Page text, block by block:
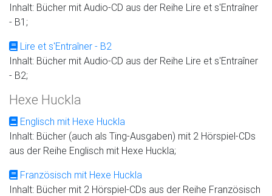
Inhalt: Bücher mit Audio-CD aus der Reihe Lire et s'Entraîner
- B1;
Lire et s'Entraîner - B2
Inhalt: Bücher mit Audio-CD aus der Reihe Lire et s'Entraîner
- B2;
Hexe Huckla
Englisch mit Hexe Huckla
Inhalt: Bücher (auch als Ting-Ausgaben) mit 2 Hörspiel-CDs
aus der Reihe Englisch mit Hexe Huckla;
Französisch mit Hexe Huckla
Inhalt: Bücher mit 2 Hörspiel-CDs aus der Reihe Französisch